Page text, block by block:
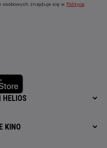
znajduje się w Polityce
HELIOS
KINO